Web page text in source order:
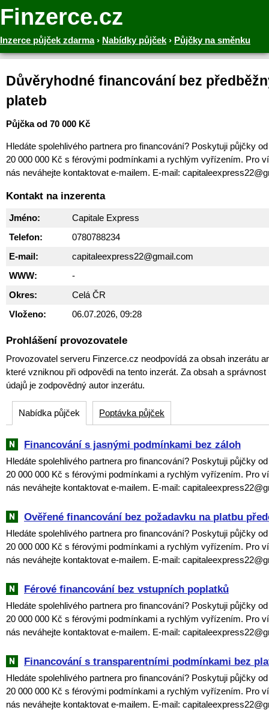
Finzerce.cz
Inzerce půjček zdarma› Nabídky půjček › Půjčky na směnku
Důvěryhodné financování bez
plateb
Půjčka od 70 000 Kč
Hledáte spolehlivého partnera pro financování? Poskytuji půjčky
20 000 000 Kč s férovými podmínkami a rychlým vyřízením. Pro
nás neváhejte kontaktovat e-mailem. E-mail:
Kontakt na inzerenta
Jméno:
Capitale Express
Telefon:
0780788234
E-mail:
capitaleexpress22@gmail.com
WWW:
-
Okres:
Celá ČR
Vloženo:
06.07.2026, 09:28
Prohlášení provozovatele
Provozovatel serveru Finzerce.cz neodpovídá za obsah inzerátu
které vzniknou při odpovědi na tento inzerát. Za obsah a
údajů je zodpovědný autor inzerátu.
Nabídka půjček Poptávka půjček
Financování s jasnými podmínkami bez záloh
Hledáte spolehlivého partnera pro financování? Poskytuji půjčky
20 000 000 Kč s férovými podmínkami a rychlým vyřízením. Pro
nás neváhejte kontaktovat e-mailem. E-mail:
Ověřené financování bez požadavku na platbu
Hledáte spolehlivého partnera pro financování? Poskytuji půjčky
20 000 000 Kč s férovými podmínkami a rychlým vyřízením. Pro
nás neváhejte kontaktovat e-mailem. E-mail:
Férové financování bez vstupních poplatků
Hledáte spolehlivého partnera pro financování? Poskytuji půjčky
20 000 000 Kč s férovými podmínkami a rychlým vyřízením. Pro
nás neváhejte kontaktovat e-mailem. E-mail:
Financování s transparentními podmínkami bez
Hledáte spolehlivého partnera pro financování? Poskytuji půjčky
20 000 000 Kč s férovými podmínkami a rychlým vyřízením. Pro
nás neváhejte kontaktovat e-mailem. E-mail: